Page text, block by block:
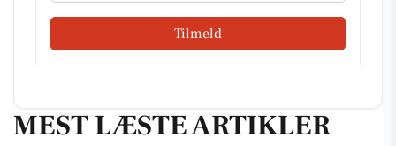
Tilmeld
MEST LÆSTE ARTIKLER